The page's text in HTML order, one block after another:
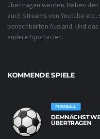
übertragen werden. Neben
auch Streams von Youtube
benachbarten Ausland. Und
andere Sportarten.
KOMMENDE SPIELE
FUSSBALL
DEMNÄCHST
BERTRAGEN